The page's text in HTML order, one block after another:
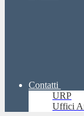
Contatti
URP
Uffici